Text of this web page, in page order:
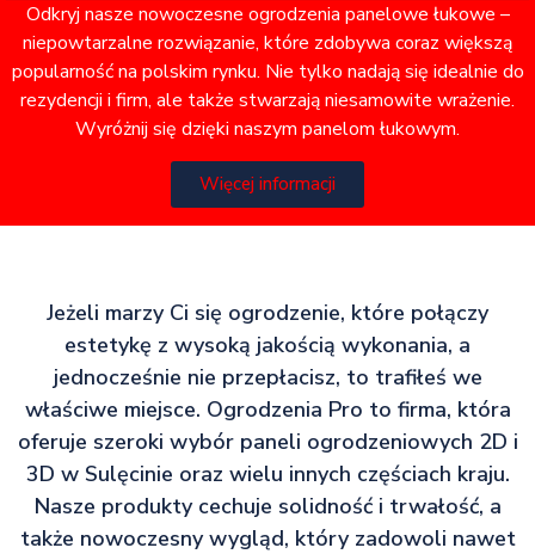
Odkryj nasze nowoczesne ogrodzenia panelowe łukowe –
niepowtarzalne rozwiązanie, które zdobywa coraz większą
popularność na polskim rynku. Nie tylko nadają się idealnie do
rezydencji i firm, ale także stwarzają niesamowite wrażenie.
Wyróżnij się dzięki naszym panelom łukowym.
Więcej informacji
Jeżeli marzy Ci się ogrodzenie, które połączy
estetykę z wysoką jakością wykonania, a
jednocześnie nie przepłacisz, to trafiłeś we
właściwe miejsce. Ogrodzenia Pro to firma, która
oferuje szeroki wybór paneli ogrodzeniowych 2D i
3D w Sulęcinie oraz wielu innych częściach kraju.
Nasze produkty cechuje solidność i trwałość, a
także nowoczesny wygląd, który zadowoli nawet